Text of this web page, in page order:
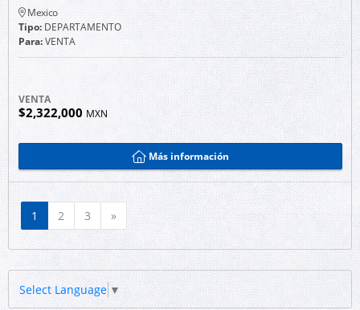
Mexico
Tipo:DEPARTAMENTO
Para:VENTA
VENTA
$2,322,000 MXN
Más información
1 2 3 » Siguiente
Select Language ▼